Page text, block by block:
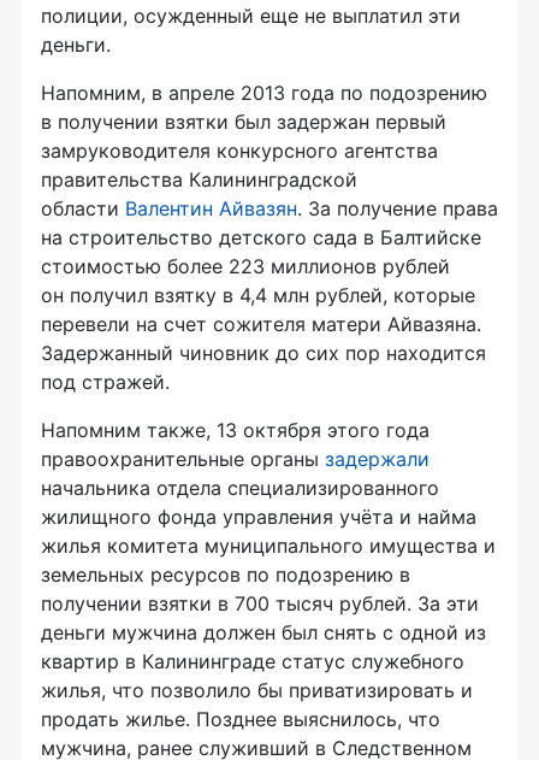
полиции, осужденный еще не выплатил эти
деньги.
Напомним, в апреле 2013 года по подозрению
в получении взятки был задержан первый
замруководителя конкурсного агентства
правительства Калининградской
области Валентин Айвазян. За получение права
на строительство детского сада в Балтийске
стоимостью более 223 миллионов рублей
он получил взятку в 4,4 млн рублей, которые
перевели на счет сожителя матери Айвазяна.
Задержанный чиновник до сих пор находится
под стражей.
Напомним также, 13 октября этого года
правоохранительные органы задержали
начальника отдела специализированного
жилищного фонда управления учёта и найма
жилья комитета муниципального имущества и
земельных ресурсов по подозрению в
получении взятки в 700 тысяч рублей. За эти
деньги мужчина должен был снять с одной из
квартир в Калининграде статус служебного
жилья, что позволило бы приватизировать и
продать жилье. Позднее выяснилось, что
мужчина, ранее служивший в Следственном